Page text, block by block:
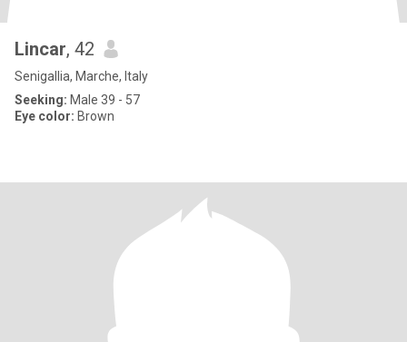
Lincar, 42
Senigallia, Marche, Italy
Seeking: Male 39 - 57
Eye color: Brown